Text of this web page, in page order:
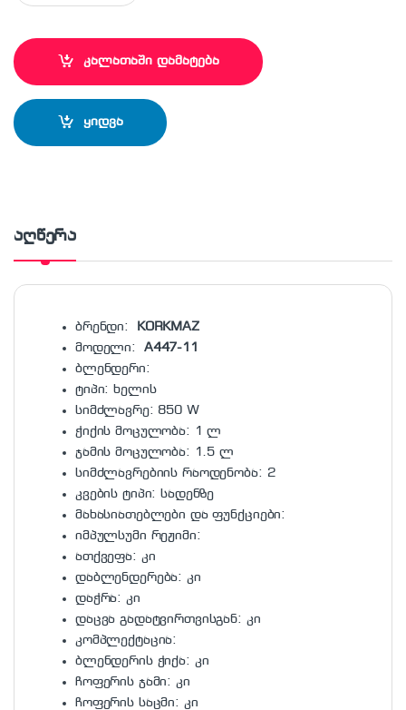
კალათაში დამატება
ყიდვა
აღწერა
ბრენდი:
KORKMAZ
მოდელი: A447-11
ბლენდერი:
ტიპი: ხელის
სიმძლავრე: 850 W
ჭიქის მოცულობა: 1 ლ
ჯამის მოცულობა: 1.5 ლ
სიმძლავრებიის რაოდენობა: 2
კვების ტიპი: სადენზე
მახასიათებლები და ფუნქციები:
იმპულსუმი რეჟიმი:
ათქვეფა: კი
დაბლენდერება: კი
დაჭრა: კი
დაცვა გადატვირთვისგან: კი
კომპლექტაცია:
ბლენდერის ჭიქა: კი
ჩოფერის ჯამი: კი
ჩოფერის საცმი: კი